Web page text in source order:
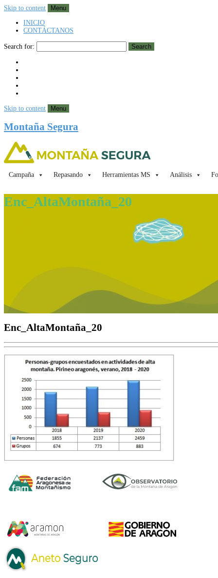
Skip to content
Menu
INICIO
CONTÁCTANOS
Search for: Search
Skip to content Menu
Montaña Segura
Campaña Repasando Herramientas MS Análisis
Enc_AltaMontaña_20
Enc_AltaMontaña_20